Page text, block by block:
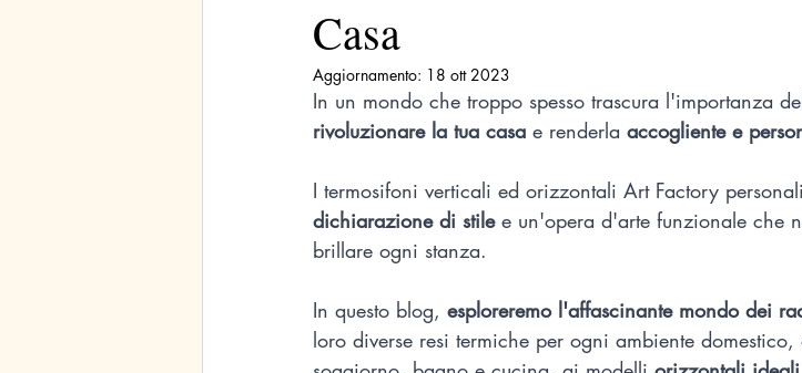
Casa
Aggiornamento: 18 ott 2023
In un mondo che troppo spesso trascura l'importanza
rivoluzionare la tua casa e renderla accogliente e
I termosifoni verticali ed orizzontali Art Factory
dichiarazione di stile e un'opera d'arte funzionale che
brillare ogni stanza.
In questo blog, esploreremo l'affascinante mondo dei
loro diverse resi termiche per ogni ambiente